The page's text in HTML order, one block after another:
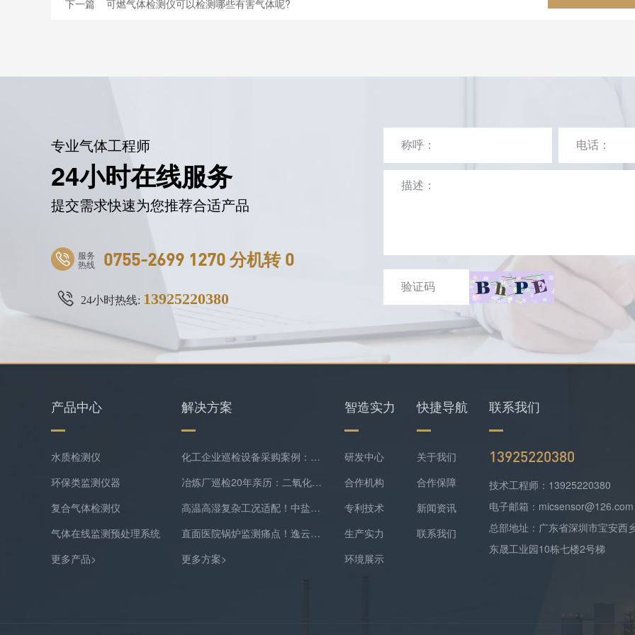
下一篇 可燃气体检测仪可以检测哪些有害气体呢?
专业气体工程师
24小时在线服务
提交需求快速为您推荐合适产品
服务
热线 0755-2699 1270 分机转 0
24小时热线: 13925220380
产品中心
水质检测仪
环保类监测仪器
复合气体检测仪
气体在线监测预处理系统
更多产品>
解决方案
化工企业巡检设备采购案例：逸云天MS400系列苯乙烯检测仪+四合一检测仪配套落地
冶炼厂巡检20年亲历：二氧化硫隐形泄漏难察觉，便携式检测报警仪是防线
高温高湿复杂工况适配！中盐常州化工双氧水尾气精准监测方案落地
直面医院锅炉监测痛点！逸云天预处理+在线气体监测实现数据稳定上传
更多方案>
智造实力
研发中心
合作机构
专利技术
生产实力
环境展示
快捷导航
关于我们
合作保障
新闻资讯
联系我们
联系我们
13925220380
技术工程师：13925220380
电子邮箱：micsensor@126.com
总部地址：广东省深圳市宝安西
东晟工业园10栋七楼2号梯